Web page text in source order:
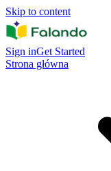
Skip to content
Sign inGet Started
Strona główna